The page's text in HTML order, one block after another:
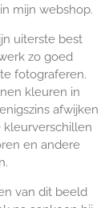
mijn webshop.
uiterste best
zo goed
fotograferen.
kleuren in
afwijken
kleurverschillen
en andere
van dit beeld